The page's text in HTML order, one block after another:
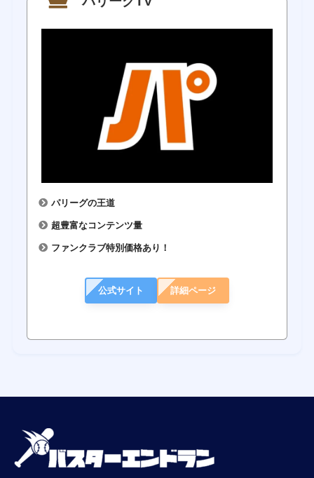
パリーグの王道
超豊富なコンテンツ量
ファンクラブ特別価格あり！
公式サイト 詳細ページ